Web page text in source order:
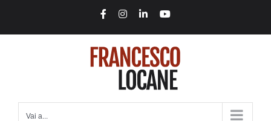
FacebookInstagram
LinkedInYouTube
Vai a...